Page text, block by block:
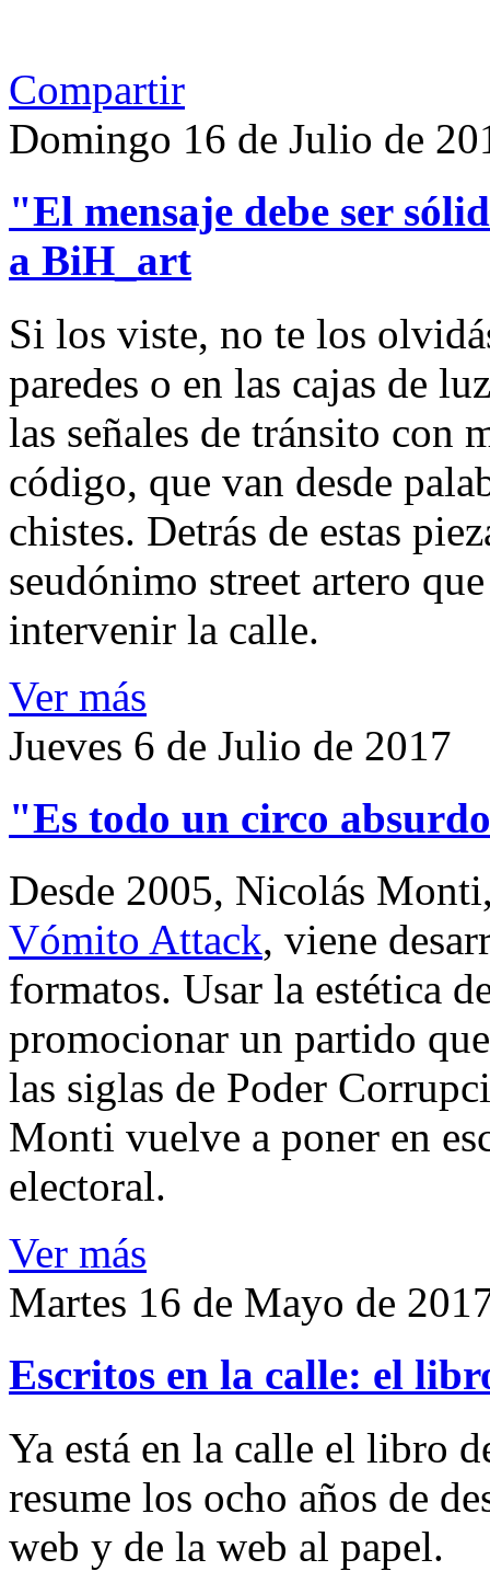
Compartir
Domingo 16 de Julio de
"El mensaje debe ser
a BiH_art
Si los viste, no te los
paredes o en las cajas de
las señales de tránsito con
código, que van desde
chistes. Detrás de estas
seudónimo street artero
intervenir la calle.
Ver más
Jueves 6 de Julio de 2017
"Es todo un circo
Desde 2005, Nicolás
Vómito Attack, viene
formatos. Usar la estética
promocionar un partido
las siglas de Poder
Monti vuelve a poner en
electoral.
Ver más
Martes 16 de Mayo de
Escritos en la calle: el
Ya está en la calle el libro
resume los ocho años de
web y de la web al papel.